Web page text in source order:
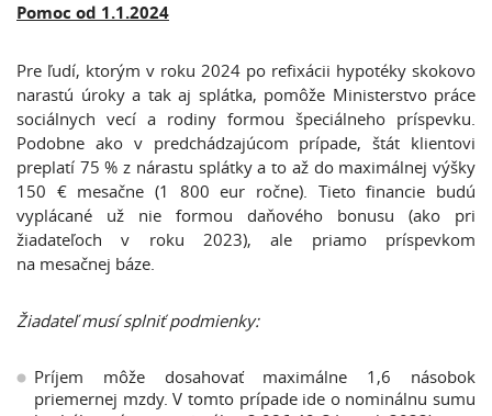
Pomoc od 1.1.2024
Pre ľudí, ktorým v roku 2024 po refixácii hypotéky skokovo
narastú úroky a tak aj splátka, pomôže Ministerstvo práce
sociálnych vecí a rodiny formou špeciálneho príspevku.
Podobne ako v predchádzajúcom prípade, štát klientovi
preplatí 75 % z nárastu splátky a to až do maximálnej výšky
150 € mesačne (1 800 eur ročne). Tieto financie budú
vyplácané už nie formou daňového bonusu (ako pri
žiadateľoch v roku 2023), ale priamo príspevkom
na mesačnej báze.
Žiadateľ musí splniť podmienky:
Príjem môže dosahovať maximálne 1,6 násobok
priemernej mzdy. V tomto prípade ide o nominálnu sumu